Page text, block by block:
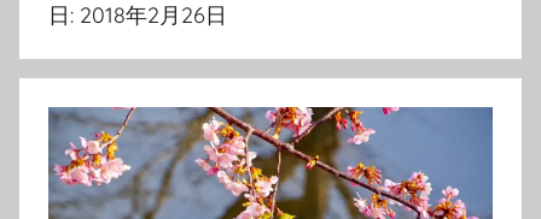
日: 2018年2月26日